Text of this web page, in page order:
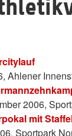
Ahlener
2006,
mit
Sportpark